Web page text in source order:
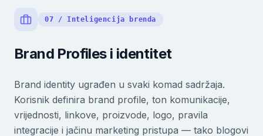
07 / Inteligencija brenda
Brand Profiles i identitet
Brand identity ugrađen u svaki komad sadržaja.
Korisnik definira brand profile, ton komunikacije,
vrijednosti, linkove, proizvode, logo, pravila
integracije i jačinu marketing pristupa — tako blogovi